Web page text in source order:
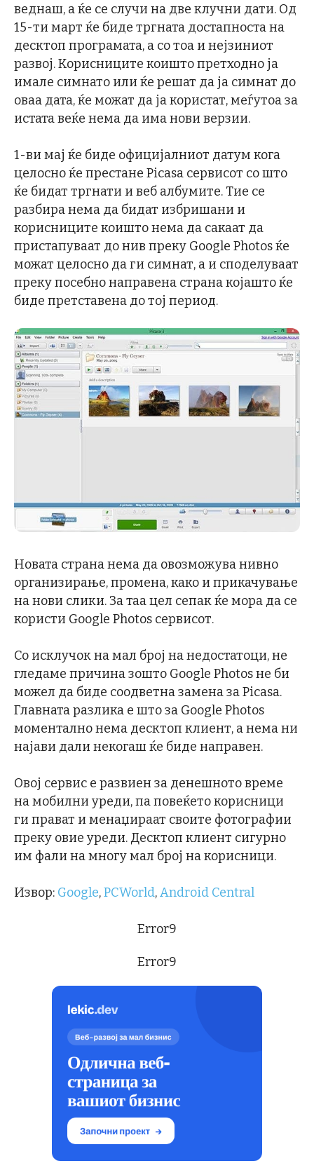
веднаш, а ќе се случи на две клучни дати. Од
15-ти март ќе биде тргната достапноста на
десктоп програмата, а со тоа и нејзиниот
развој. Корисниците коишто претходно ја
имале симнато или ќе решат да ја симнат до
оваа дата, ќе можат да ја користат, меѓутоа за
истата веќе нема да има нови верзии.
1-ви мај ќе биде официјалниот датум кога
целосно ќе престане Picasa сервисот со што
ќе бидат тргнати и веб албумите. Тие се
разбира нема да бидат избришани и
корисниците коишто нема да сакаат да
пристапуваат до нив преку Google Photos ќе
можат целосно да ги симнат, а и споделуваат
преку посебно направена страна којашто ќе
биде претставена до тој период.
Новата страна нема да овозможува нивно
организирање, промена, како и прикачување
на нови слики. За таа цел сепак ќе мора да се
користи Google Photos сервисот.
Со исклучок на мал број на недостатоци, не
гледаме причина зошто Google Photos не би
можел да биде соодветна замена за Picasa.
Главната разлика е што за Google Photos
моментално нема десктоп клиент, а нема ни
најави дали некогаш ќе биде направен.
Овој сервис е развиен за денешното време
на мобилни уреди, па повеќето корисници
ги прават и менаџираат своите фотографии
преку овие уреди. Десктоп клиент сигурно
им фали на многу мал број на корисници.
Извор: Google,PCWorld,Android Central
Error9
Error9